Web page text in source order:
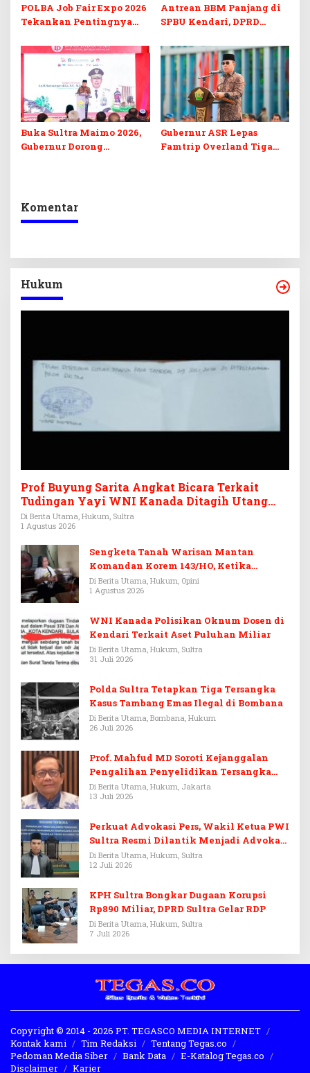
POLBA Job Fair Expo 2026
Tekankan Pentingnya
Digital
Antrean BBM Panjang di
SPBU Kendari, DPRD
Barcode Curang
Buka Sultra Maimo 2026,
Gubernur Dorong
Gubernur ASR Lepas
Famtrip Overland Tiga
Komentar
Hukum
Prof Buyung Sarita Angkat Bicara Terkait
Tudingan Yayi WNI Kanada Ditagih Utang
Rp3,6 Miliar
Di Berita Utama, Hukum, Sultra
1 Agustus 2026
Sengketa Tanah Warisan Mantan
Komandan Korem 143/HO, Ketika
Warisan Menjadi Arena Pemerasan
Di Berita Utama, Hukum, Opini
1 Agustus 2026
WNI Kanada Polisikan Oknum Dosen di
Kendari Terkait Aset Puluhan Miliar
Di Berita Utama, Hukum, Sultra
31 Juli 2026
Polda Sultra Tetapkan Tiga Tersangka
Kasus Tambang Emas Ilegal di Bombana
Di Berita Utama, Bombana, Hukum
26 Juli 2026
Prof. Mahfud MD Soroti Kejanggalan
Pengalihan Penyelidikan Tersangka
Febrie Adriansyah
Di Berita Utama, Hukum, Jakarta
13 Juli 2026
Perkuat Advokasi Pers, Wakil Ketua PWI
Sultra Resmi Dilantik Menjadi Advokat
PERADI
Di Berita Utama, Hukum, Sultra
12 Juli 2026
KPH Sultra Bongkar Dugaan Korupsi
Rp890 Miliar, DPRD Sultra Gelar RDP
Di Berita Utama, Hukum, Sultra
7 Juli 2026
Copyright © 2014 - 2026 PT. TEGASCO MEDIA INTERNET
Kontak kami
Tim Redaksi
Tentang Tegas.co
Pedoman Media Siber
Bank Data
E-Katalog Tegas.co
Disclaimer
Karier